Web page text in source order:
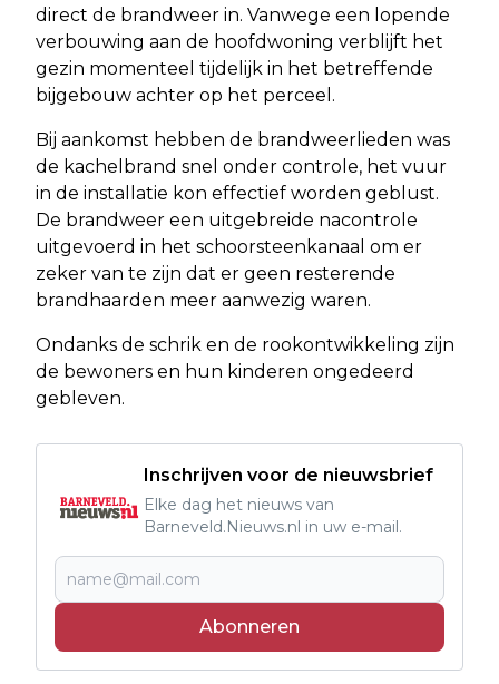
direct de brandweer in. Vanwege een lopende
verbouwing aan de hoofdwoning verblijft het
gezin momenteel tijdelijk in het betreffende
bijgebouw achter op het perceel.
Bij aankomst hebben de brandweerlieden was
de kachelbrand snel onder controle, het vuur
in de installatie kon effectief worden geblust.
De brandweer een uitgebreide nacontrole
uitgevoerd in het schoorsteenkanaal om er
zeker van te zijn dat er geen resterende
brandhaarden meer aanwezig waren.
Ondanks de schrik en de rookontwikkeling zijn
de bewoners en hun kinderen ongedeerd
gebleven.
Inschrijven voor de nieuwsbrief
Elke dag het nieuws van
Barneveld.Nieuws.nl in uw e-mail.
Abonneren